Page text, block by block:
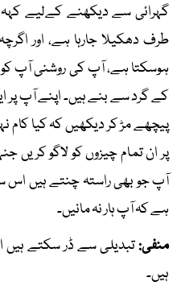
گہرائی سے دیکھنے کےلیے کہہ
طرف دھکیلا جارہا ہے، اور
ہوسکتا ہے، آپ کی روشنی آپ کو
کے گرد سے بنے ہیں۔ اپنے آپ پر
پیچھے مڑ کر دیکھیں کہ کیا کام
پر ان تمام چیزوں کو لاگو کریں
آپ جو بھی راستہ چنتے ہیں اس
ہے کہ آپ ہار نہ مانیں۔
منفی:تبدیلی سے ڈر سکتے ہیں
ہیں۔